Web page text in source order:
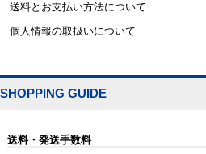
送料とお支払い方法について
個人情報の取扱いについて
SHOPPING GUIDE
送料・発送手数料